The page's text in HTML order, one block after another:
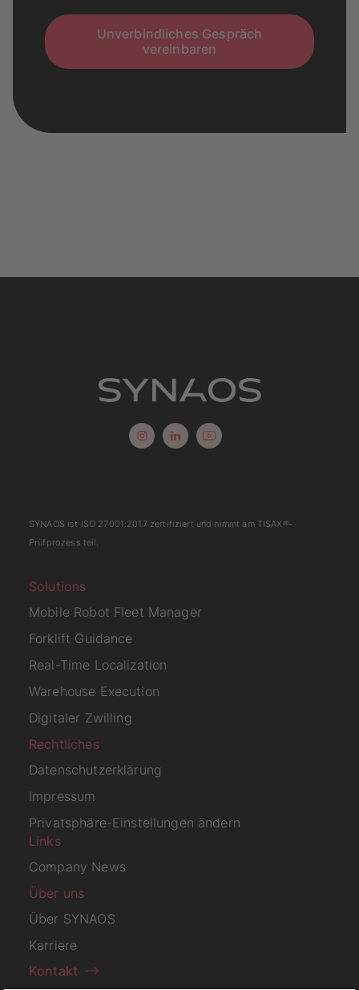
Unverbindliches Gespräch
vereinbaren
Solutions
Mobile Robot Fleet Manager
Forklift Guidance
Real-Time Localization
Warehouse Execution
Digitaler Zwilling
Rechtliches
Datenschutzerklärung
Impressum
Privatsphäre-Einstellungen ändern
Links
Company News
Über uns
Über SYNAOS
Karriere
Kontakt
SYNAOS ist ISO 27001:2017zertifiziert und nimmt am TISAX®-
Prüfprozess teil.